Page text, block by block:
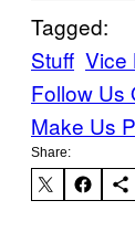
Tagged:
Stuff Vice
Follow Us
Make Us
Share: